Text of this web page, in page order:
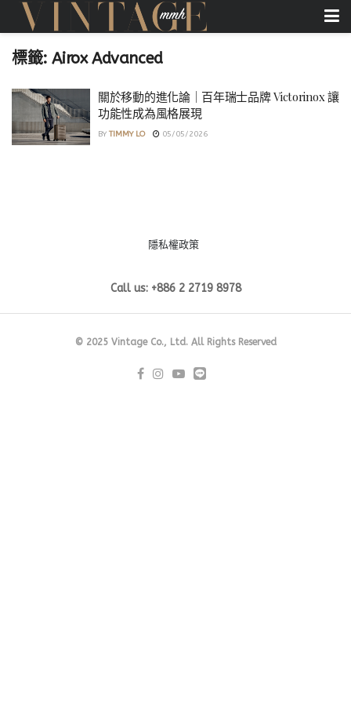
標籤:Airox Advanced
關於移動的進化論｜百年瑞士品牌 Victorinox 讓
功能性成為風格展現
BY TIMMY LO 05/05/2026
隱私權政策
Call us: +886 2 2719 8978
© 2025 Vintage Co., Ltd. All Rights Reserved